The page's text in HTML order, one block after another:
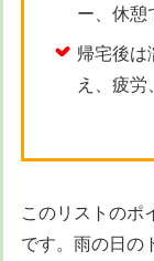
ー、休憩
帰宅後は
え、疲労
このリストのポ
です。雨の日の